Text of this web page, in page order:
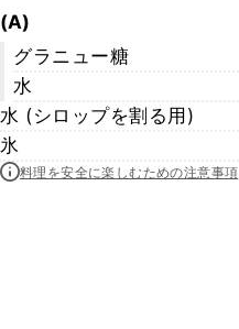
(A)
グラニュー糖
水
水 (シロップを割る用)
氷
料理を安全に楽しむための注意事項